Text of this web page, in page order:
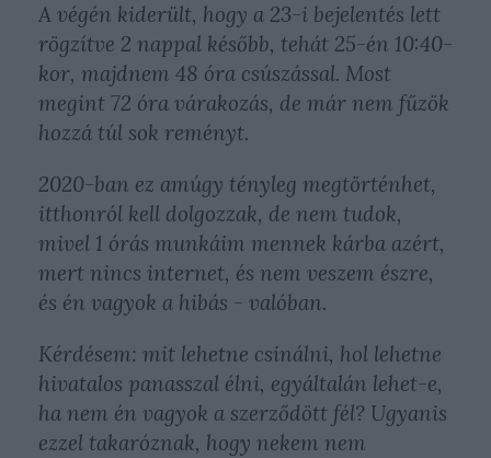
A végén kiderült, hogy a 23-i bejelentés lett
rögzítve 2 nappal később, tehát 25-én 10:40-
kor, majdnem 48 óra csúszással. Most
megint 72 óra várakozás, de már nem fűzök
hozzá túl sok reményt.
2020-ban ez amúgy tényleg megtörténhet,
itthonról kell dolgozzak, de nem tudok,
mivel 1 órás munkáim mennek kárba azért,
mert nincs internet, és nem veszem észre,
és én vagyok a hibás - valóban.
Kérdésem: mit lehetne csinálni, hol lehetne
hivatalos panasszal élni, egyáltalán lehet-e,
ha nem én vagyok a szerződött fél? Ugyanis
ezzel takaróznak, hogy nekem nem